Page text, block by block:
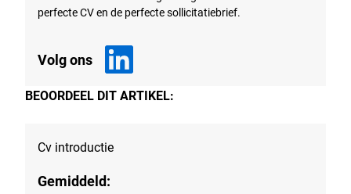
perfecte CV en de perfecte sollicitatiebrief.
Volg ons
BEOORDEEL DIT ARTIKEL:
Cv introductie
Gemiddeld: